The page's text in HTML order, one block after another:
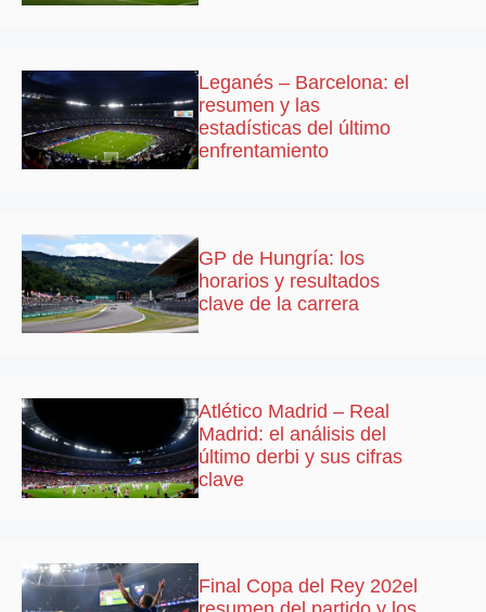
Leganés – Barcelona: el
resumen y las
estadísticas del último
enfrentamiento
GP de Hungría: los
horarios y resultados
clave de la carrera
Atlético Madrid – Real
Madrid: el análisis del
último derbi y sus cifras
clave
Final Copa del Rey 202el